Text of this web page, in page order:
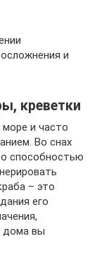
и
креветки
и часто
Во снах
способностью
– это
его
дома вы